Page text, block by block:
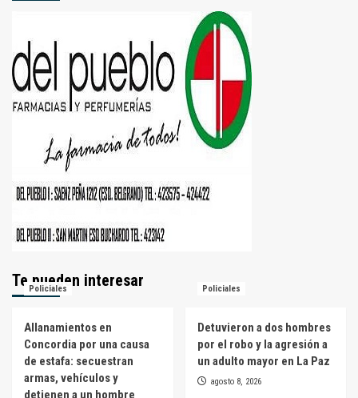
Te pueden interesar
Policiales
Allanamientos en
Concordia por una causa
de estafa: secuestran
armas, vehículos y
detienen a un hombre
Policiales
Detuvieron a dos hombres
por el robo y la agresión a
un adulto mayor en La Paz
agosto 8, 2026